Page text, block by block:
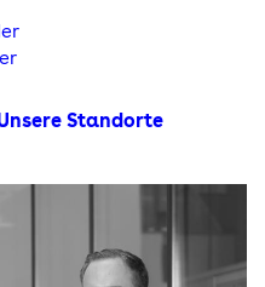
Standorte